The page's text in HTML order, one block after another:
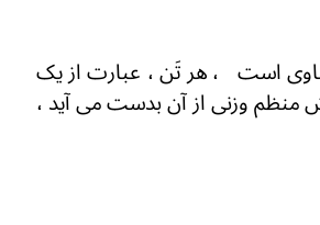
()
است ، هر تَن ، عبارت از یک
وزنی از آن بدست می آید ،